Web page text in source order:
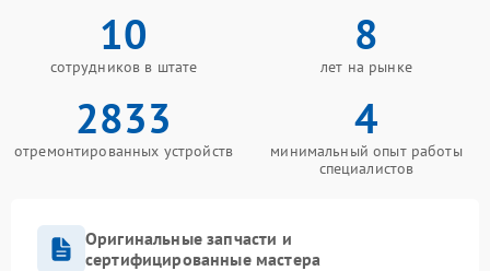
10
сотрудников в штате
8
лет на рынке
2833
отремонтированных устройств
4
минимальный опыт работы
специалистов
Оригинальные запчасти и
сертифицированные мастера